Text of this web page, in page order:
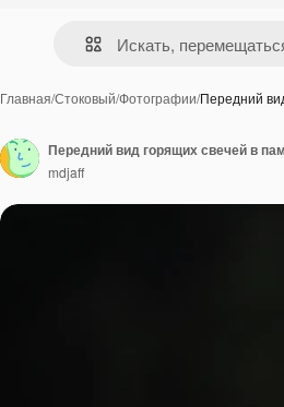
Главная/Стоковый/Фотографии/Передний
Передний вид горящих свечей в
mdjaff